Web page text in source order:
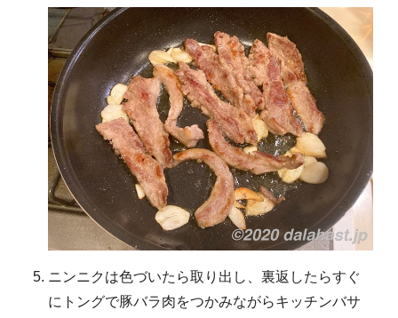
ニンニクは色づいたら取り出し、裏返したらすぐ
にトングで豚バラ肉をつかみながらキッチンバサ